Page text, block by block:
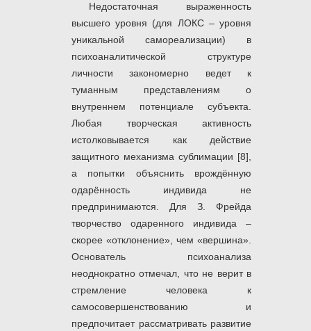
Недостаточная выраженность
высшего уровня (для ЛОКС – уровня
уникальной самореализации) в
психоаналитической структуре
личности закономерно ведет к
туманным представлениям о
внутреннем потенциале субъекта.
Любая творческая активность
истолковывается как действие
защитного механизма сублимации [8],
а попытки объяснить врождённую
одарённость индивида не
предпринимаются. Для З. Фрейда
творчество одаренного индивида –
скорее «отклонение», чем «вершина».
Основатель психоанализа
неоднократно отмечал, что не верит в
стремление человека к
самосовершенствованию и
предпочитает рассматривать развитие